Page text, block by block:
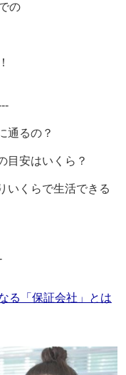
の
通るの？
安はいくら？
くらで生活できる
る「保証会社」とは